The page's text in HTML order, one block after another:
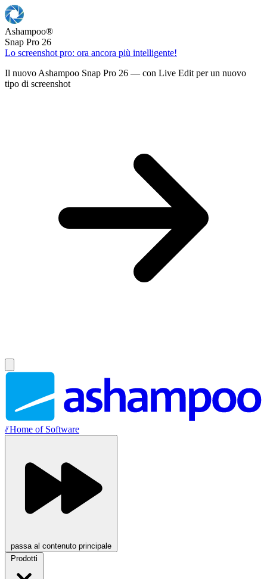
Ashampoo®
Snap Pro 26
Lo screenshot pro: ora ancora più intelligente!
Il nuovo Ashampoo Snap Pro 26 — con Live Edit per un nuovo
tipo di screenshot
//Home of Software
passa al contenuto principale
Prodotti